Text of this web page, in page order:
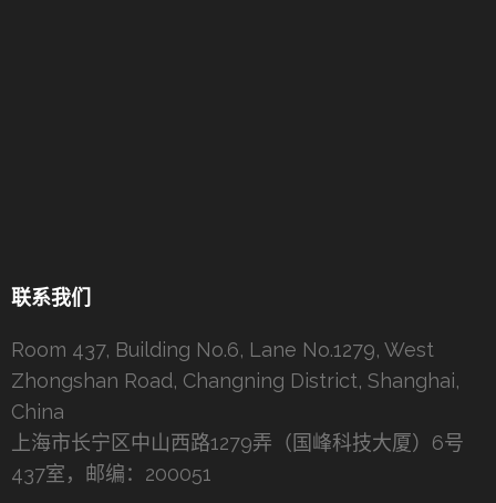
联系我们
Room 437, Building No.6, Lane No.1279, West
Zhongshan Road, Changning District, Shanghai,
China
上海市长宁区中山西路1279弄（国峰科技大厦）6号
437室，邮编：200051